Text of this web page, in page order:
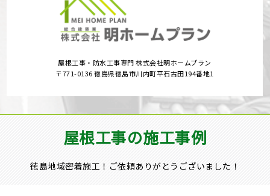
屋根工事・防水工事専門 株式会社明ホームプラン
〒771-0136 徳島県徳島市川内町平石古田194番地1
屋根工事の施工事例
徳島地域密着施工！ご依頼ありがとうございました！